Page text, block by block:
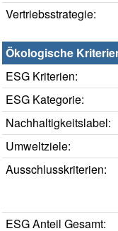
Vertriebsstrategie:
Ökologische
ESG Kriterien:
ESG Kategorie:
Nachhaltigkeitslabel:
Umweltziele:
Ausschlusskriterien:
ESG Anteil Gesamt: